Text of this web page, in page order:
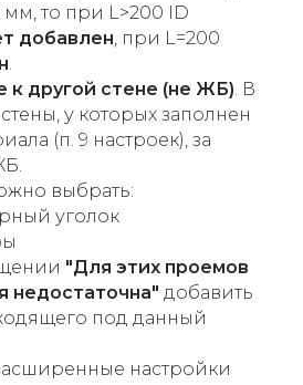
мм, то при L>200 ID
добавлен , при L=200
к другой стене (не ЖБ) . В
у которых заполнен
(п. 9 настроек), за
выбрать:
уголок
"Для этих проемов
недостаточна" добавить
под данный
настройки